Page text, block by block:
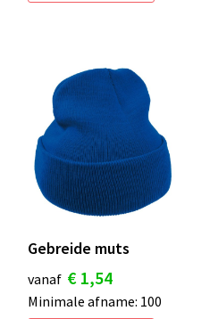
Gebreide muts
vanaf € 1,54
Minimale afname: 100